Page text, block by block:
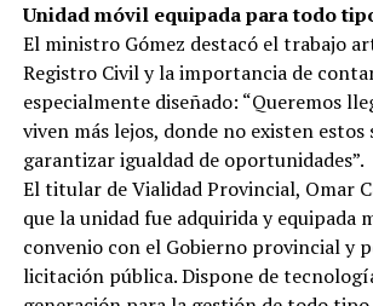
Unidad móvil equipada para todo
El ministro Gómez destacó el trabajo
Registro Civil y la importancia de
especialmente diseñado: “Queremos
viven más lejos, donde no existen estos
garantizar igualdad de oportunidades”.
El titular de Vialidad Provincial, Omar
que la unidad fue adquirida y equipada
convenio con el Gobierno provincial y
licitación pública. Dispone de